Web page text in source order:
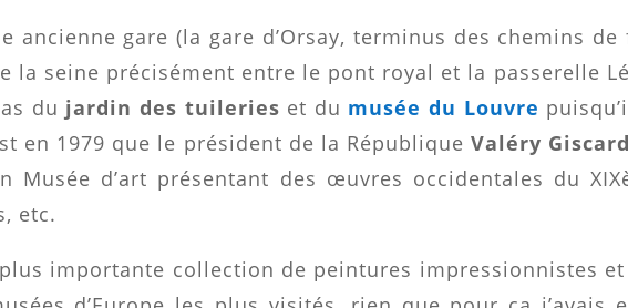
ancienne gare (la gare d’Orsay, terminus des chemins
la seine précisément entre le pont royal et la passerelle
du jardin des tuileries et du musée du Louvre
en 1979 que le président de la République Valéry
d’art présentant des œuvres occidentales du
etc.
importante collection de peintures impressionnistes